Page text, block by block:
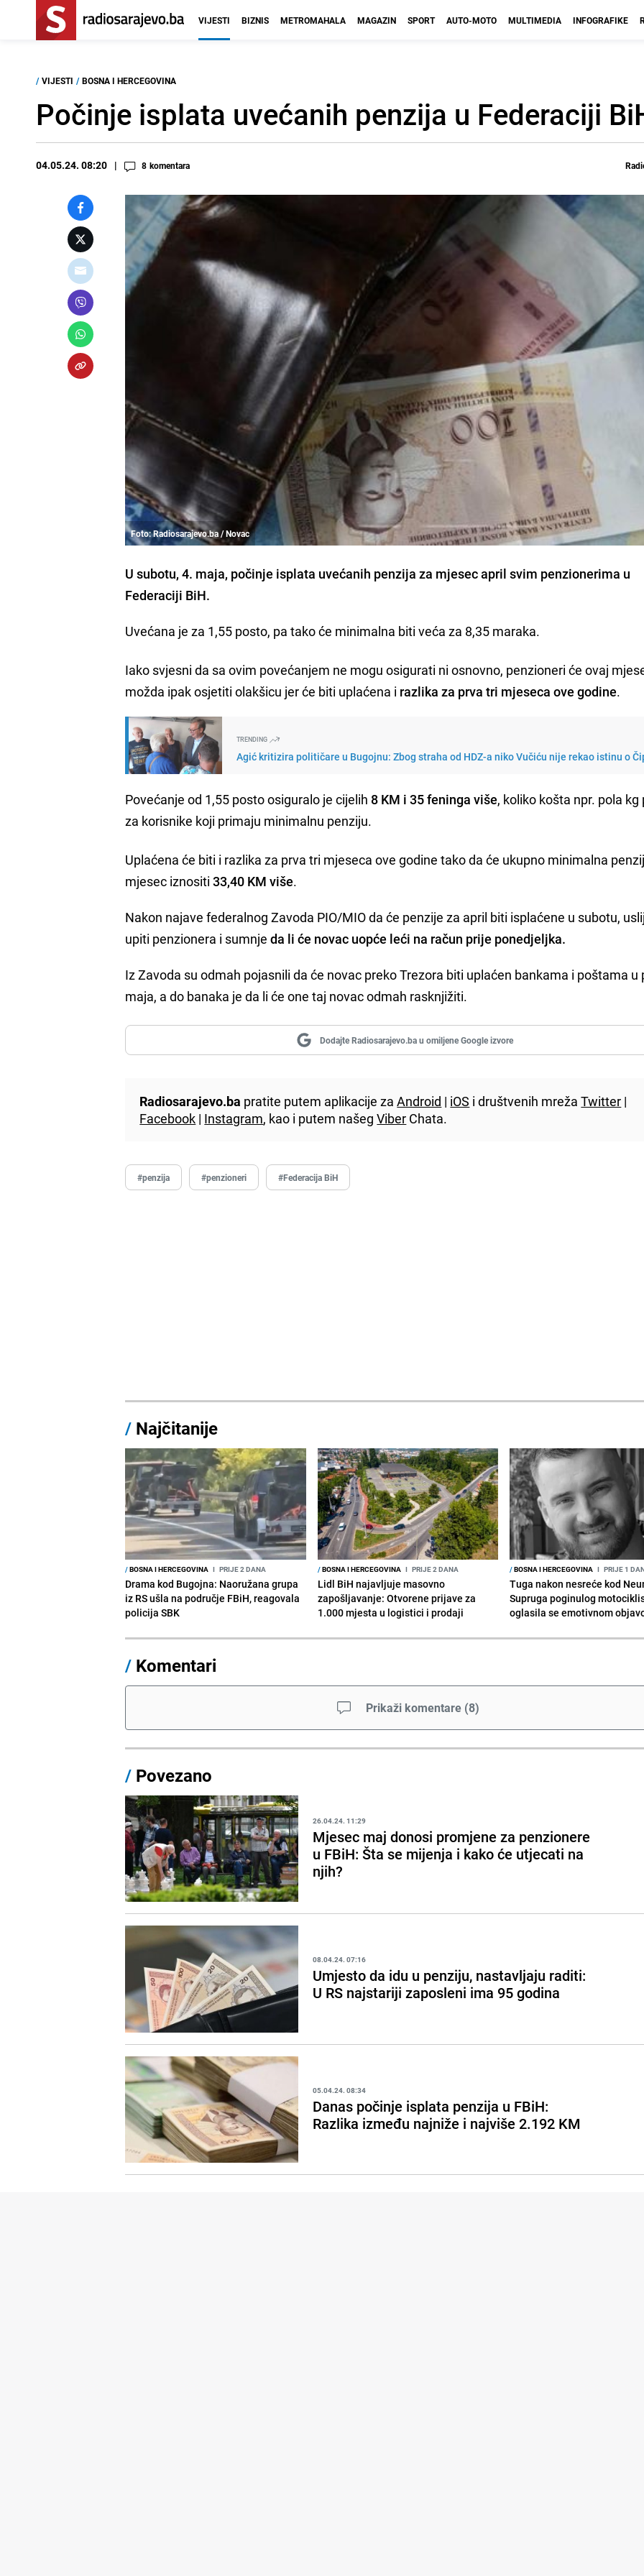
VIJESTI BIZNIS METROMAHALA MAGAZIN SPORT AUTO-MOTO MULTIMEDIA INFOGRAFIKE
/ VIJESTI / BOSNA I HERCEGOVINA
Počinje isplata uvećanih penzija u Federaciji
04.05.24. 08:20 8 komentara
Foto: Radiosarajevo.ba / Novac
U subotu, 4. maja, počinje isplata uvećanih penzija za mjesec april svim penzionerima u
Federaciji BiH.
Uvećana je za 1,55 posto, pa tako će minimalna biti veća za 8,35 maraka.
Iako svjesni da sa ovim povećanjem ne mogu osigurati ni osnovno, penzioneri će ovaj
možda ipak osjetiti olakšicu jer će biti uplaćena i razlika za prva tri mjeseca ove godine.
TRENDING
Agić kritizira političare u Bugojnu: Zbog straha od HDZ-a niko Vučiću nije rekao istinu o
Povećanje od 1,55 posto osiguralo je cijelih 8 KM i 35 feninga više, koliko košta npr. pola kg
za korisnike koji primaju minimalnu penziju.
Uplaćena će biti i razlika za prva tri mjeseca ove godine tako da će ukupno minimalna
mjesec iznositi33,40 KM više.
Nakon najave federalnog Zavoda PIO/MIO da će penzije za april biti isplaćene u subotu,
upiti penzionera i sumnjeda li će novac uopće leći na račun prije ponedjeljka.
Iz Zavoda su odmah pojasnili da će novac preko Trezora biti uplaćen bankama i poštama u
maja, a do banaka je da li će one taj novac odmah rasknjižiti.
Dodajte Radiosarajevo.ba u omiljene Google izvore
Radiosarajevo.ba pratite putem aplikacije zaAndroid | iOS i društvenih mrežaTwitter |
Facebook | Instagram, kao i putem našegViber Chata.
#penzija #penzioneri #Federacija BiH
/ Najčitanije
/BOSNA I HERCEGOVINA I PRIJE 2 DANA
Drama kod Bugojna: Naoružana grupa
iz RS ušla na područje FBiH, reagovala
policija SBK
/BOSNA I HERCEGOVINA I PRIJE 2 DANA
Lidl BiH najavljuje masovno
zapošljavanje: Otvorene prijave za
1.000 mjesta u logistici i prodaji
/BOSNA I HERCEGOVINA I PRIJE 1
Tuga nakon nesreće kod
Supruga poginulog
oglasila se emotivnom
/ Komentari
Prikaži komentare (8)
/ Povezano
26.04.24. 11:29
Mjesec maj donosi promjene za penzionere
u FBiH: Šta se mijenja i kako će utjecati na
njih?
08.04.24. 07:16
Umjesto da idu u penziju, nastavljaju raditi:
U RS najstariji zaposleni ima 95 godina
05.04.24. 08:34
Danas počinje isplata penzija u FBiH:
Razlika između najniže i najviše 2.192 KM